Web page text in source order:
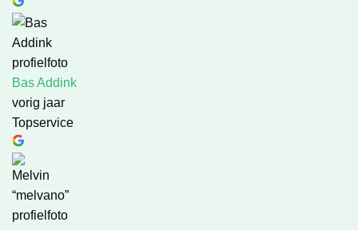
Bas Addink
vorig jaar
Topservice